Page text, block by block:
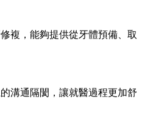
複，能夠提供從牙體預備、取
溝通隔閡，讓就醫過程更加舒